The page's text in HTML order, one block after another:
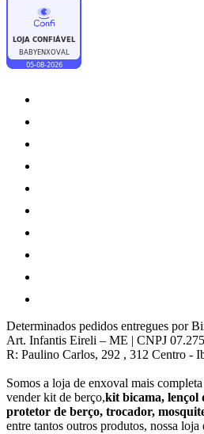
Determinados pedidos entregues por
Art. Infantis Eireli – ME | CNPJ
R: Paulino Carlos, 292 , 312 Centro -
Somos a loja de enxoval mais
vender kit de berço,kit bicama, lençol
protetor de berço, trocador,
entre tantos outros produtos, nossa